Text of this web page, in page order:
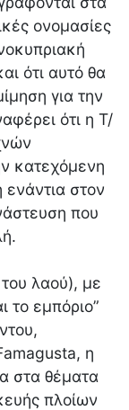
ονομασίες
ότι αυτό θα
για την
ότι η Τ/
κατεχόμενη
στον
που
λαού), με
το εμπόριο”
η
στα θέματα
πλοίων